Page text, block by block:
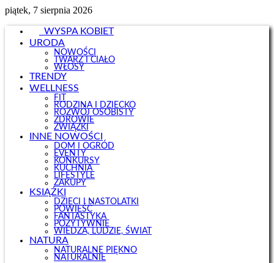
piątek, 7 sierpnia 2026
WYSPA KOBIET
URODA
NOWOŚCI
TWARZ I CIAŁO
WŁOSY
TRENDY
WELLNESS
FIT
RODZINA I DZIECKO
ROZWÓJ OSOBISTY
ZDROWIE
ZWIĄZKI
INNE NOWOŚCI
DOM I OGRÓD
EVENTY
KONKURSY
KUCHNIA
LIFESTYLE
ZAKUPY
KSIĄŻKI
DZIECI I NASTOLATKI
POWIEŚĆ
FANTASTYKA
POZYTYWNIE
WIEDZA, LUDZIE, ŚWIAT
NATURA
NATURALNE PIĘKNO
NATURALNIE